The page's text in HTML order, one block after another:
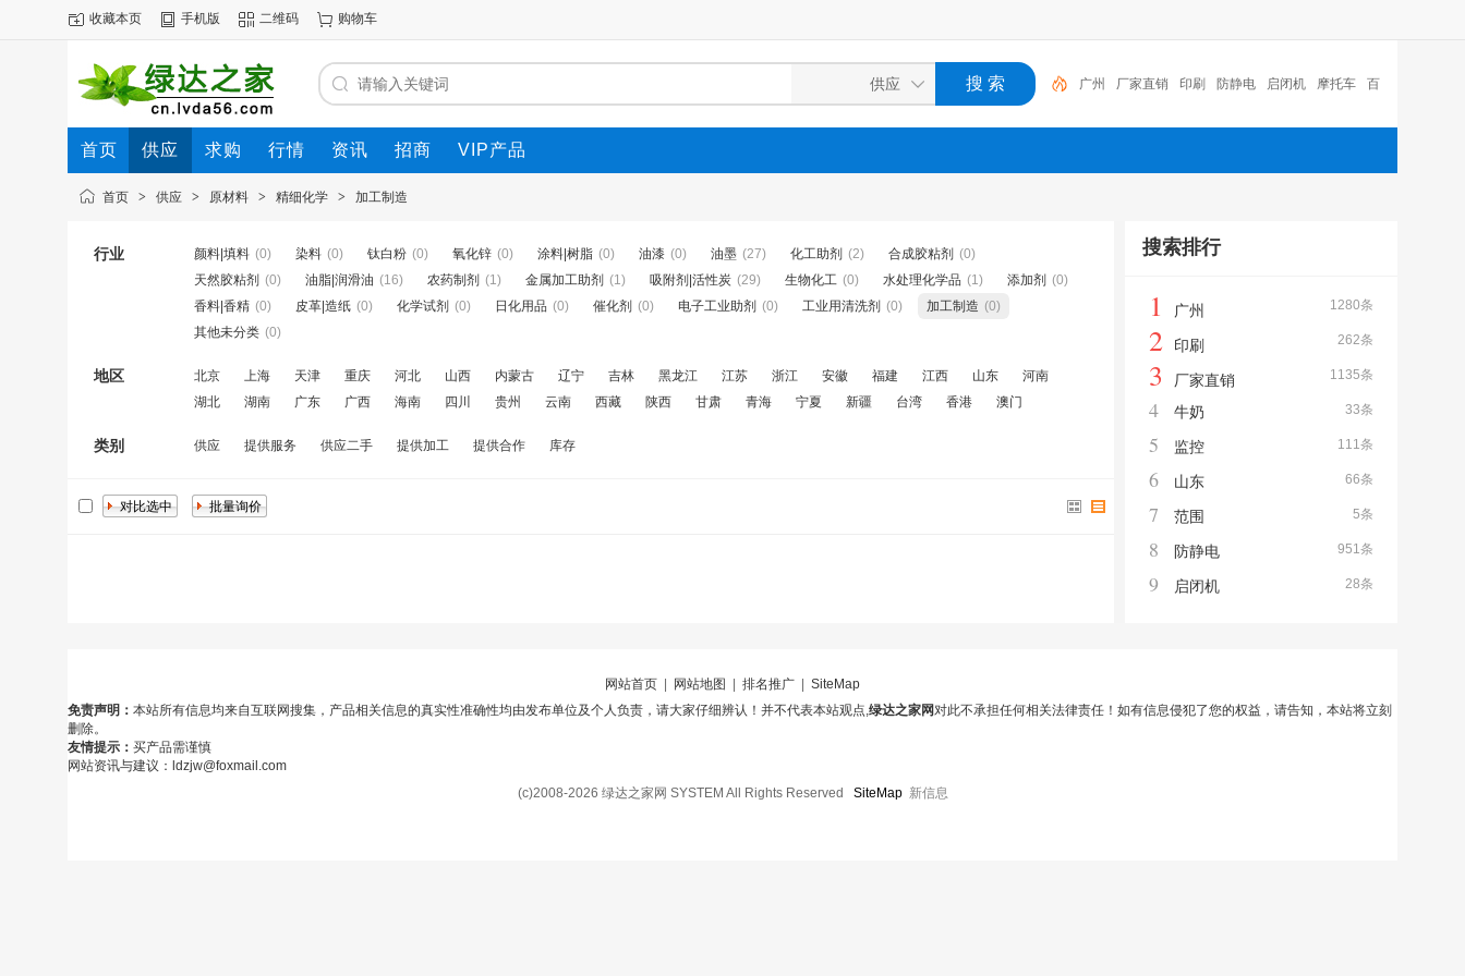
收藏本页 手机版 二维码 购物车
广州 厂家直销 印刷 防静电 启闭机 摩托车 百
福 咏玖进出口 体验桌 扑克
首页 供应 求购 行情 资讯 招商 VIP产品
首页 > 供应 > 原材料 > 精细化学 > 加工制造
行业 颜料|填料 (0) 染料 (0) 钛白粉 (0) 氧化锌 (0) 涂料|树脂 (0) 油漆 (0) 油墨 (27) 化工助剂 (2) 合成胶粘剂 (0)
天然胶粘剂 (0) 油脂|润滑油 (16) 农药制剂 (1) 金属加工助剂 (1) 吸附剂|活性炭 (29) 生物化工 (0) 水处理化学品 (1) 添加剂 (0)
香料|香精 (0) 皮革|造纸 (0) 化学试剂 (0) 日化用品 (0) 催化剂 (0) 电子工业助剂 (0) 工业用清洗剂 (0) 加工制造 (0)
其他未分类 (0)
地区 北京 上海 天津 重庆 河北 山西 内蒙古 辽宁 吉林 黑龙江 江苏 浙江 安徽 福建 江西 山东
河南
湖北
湖南 广东 广西 海南 四川 贵州 云南 西藏 陕西 甘肃 青海 宁夏 新疆 台湾 香港 澳门
类别 供应 提供服务 供应二手 提供加工 提供合作 库存
搜索排行
1280条
1 广州
262条
2 印刷
1135条
3 厂家直销
33条
4 牛奶
111条
5 监控
66条
6 山东
5条
7 范围
951条
8 防静电
28条
9 启闭机
网站首页 网站地图 排名推广
SiteMap
免责声明： 本站所有信息均来自互联网搜集，产品相关信息的真实性准确性均由发布单位及个人负责，请大家仔细辨认！并不代表本站观点,绿达之家网对此不承担任何相关法律责任！如有信息侵犯了您的权益，请告知，本站将立刻
删除。
友情提示： 买产品需谨慎
网站资讯与建议：ldzjw@foxmail.com
(c)2008-2026 绿达之家网 SYSTEM All Rights Reserved SiteMap 新信息